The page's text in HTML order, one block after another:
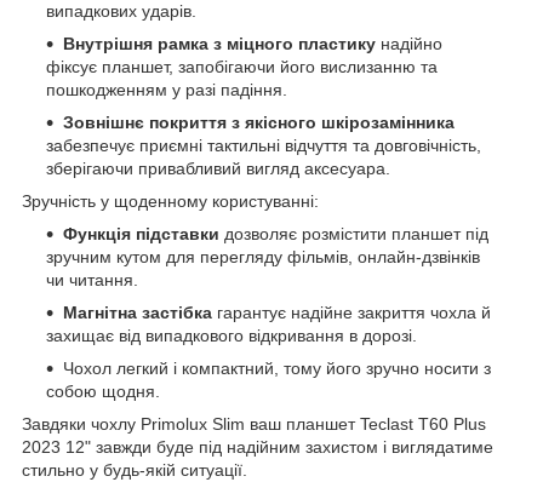
випадкових ударів.
Внутрішня рамка з міцного пластику надійно
фіксує планшет, запобігаючи його вислизанню та
пошкодженням у разі падіння.
Зовнішнє покриття з якісного шкірозамінника
забезпечує приємні тактильні відчуття та довговічність,
зберігаючи привабливий вигляд аксесуара.
Зручність у щоденному користуванні:
Функція підставки дозволяє розмістити планшет під
зручним кутом для перегляду фільмів, онлайн-дзвінків
чи читання.
Магнітна застібка гарантує надійне закриття чохла й
захищає від випадкового відкривання в дорозі.
Чохол легкий і компактний, тому його зручно носити з
собою щодня.
Завдяки чохлу Primolux Slim ваш планшет Teclast T60 Plus
2023 12" завжди буде під надійним захистом і виглядатиме
стильно у будь-якій ситуації.